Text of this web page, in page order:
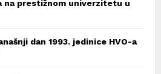
na prestižnom univerzitetu u
dan 1993. jedinice HVO-a